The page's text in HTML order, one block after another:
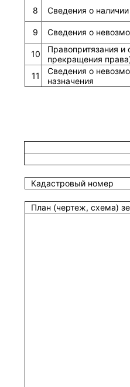
8
Сведения о
9
Сведения о
10
Правопритязания и
прекращения
11
Сведения о
назначения
Кадастровый номер
План (чертеж, схема)